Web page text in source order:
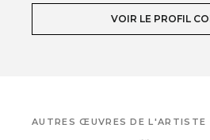
VOIR LE PROFIL
AUTRES ŒUVRES DE L'ARTISTE